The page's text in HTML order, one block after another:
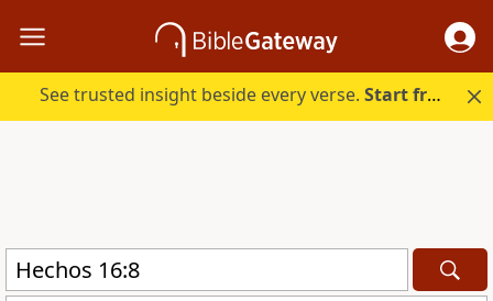
See trusted insight beside every verse.Start free.